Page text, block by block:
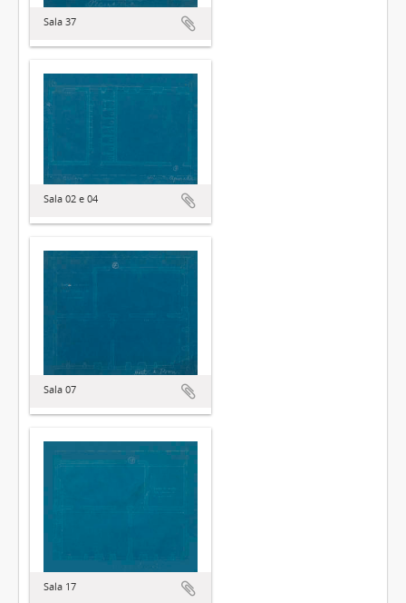
Sala 37
Sala 02 e 04
Sala 07
Sala 17